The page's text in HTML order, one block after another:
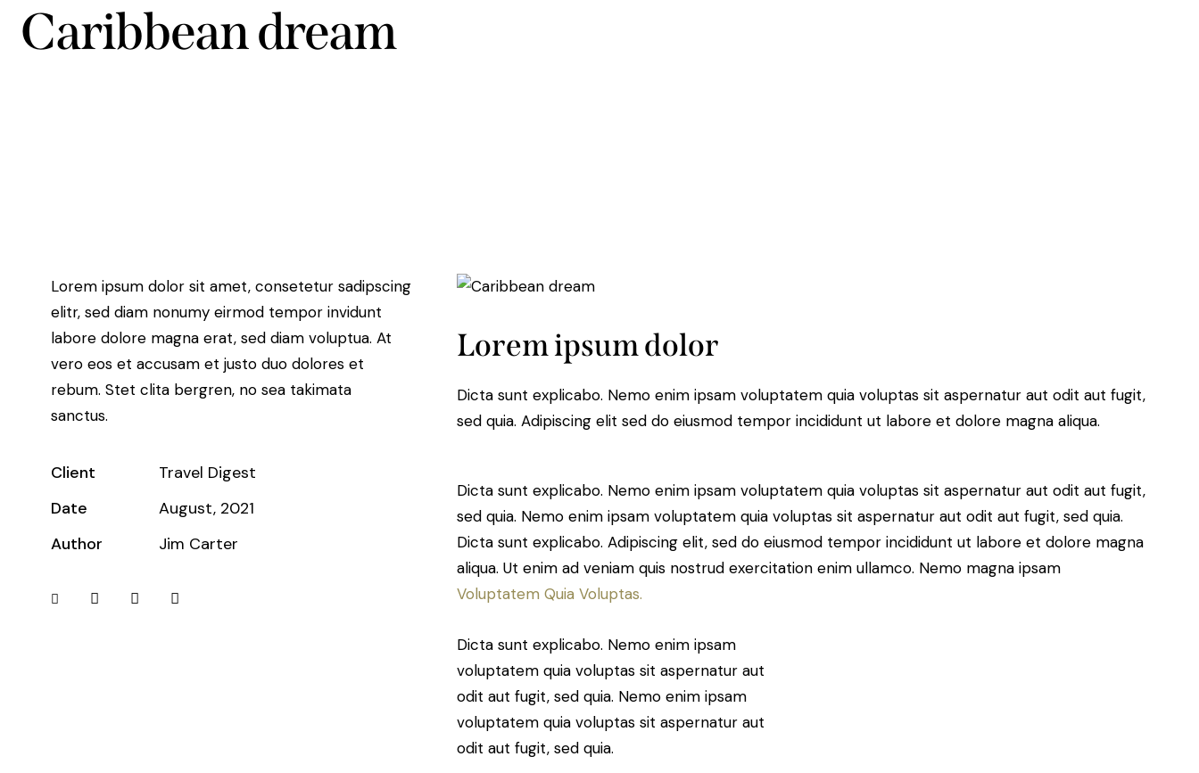
Caribbean dream
Lorem ipsum dolor sit amet, consetetur sadipscing
elitr, sed diam nonumy eirmod tempor invidunt
labore dolore magna erat, sed diam voluptua. At
vero eos et accusam et justo duo dolores et
rebum. Stet clita bergren, no sea takimata
sanctus.
Client
Travel Digest
Date
August, 2021
Author
Jim Carter
Lorem ipsum dolor
Dicta sunt explicabo. Nemo enim ipsam voluptatem quia voluptas sit aspernatur aut odit aut fugit,
sed quia. Adipiscing elit sed do eiusmod tempor incididunt ut labore et dolore magna aliqua.
Dicta sunt explicabo. Nemo enim ipsam voluptatem quia voluptas sit aspernatur aut odit aut fugit,
sed quia. Nemo enim ipsam voluptatem quia voluptas sit aspernatur aut odit aut fugit, sed quia.
Dicta sunt explicabo. Adipiscing elit, sed do eiusmod tempor incididunt ut labore et dolore magna
aliqua. Ut enim ad veniam quis nostrud exercitation enim ullamco. Nemo magna ipsam
Voluptatem Quia Voluptas.
Dicta sunt explicabo. Nemo enim ipsam
voluptatem quia voluptas sit aspernatur aut
odit aut fugit, sed quia. Nemo enim ipsam
voluptatem quia voluptas sit aspernatur aut
odit aut fugit, sed quia.